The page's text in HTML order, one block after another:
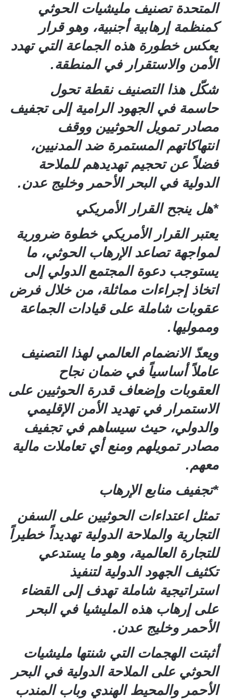
المتحدة تصنيف مليشيات الحوثي
كمنظمة إرهابية أجنبية، وهو قرار
يعكس خطورة هذه الجماعة التي تهدد
الأمن والاستقرار في المنطقة.
شكّل هذا التصنيف نقطة تحول
حاسمة في الجهود الرامية إلى تجفيف
مصادر تمويل الحوثيين ووقف
انتهاكاتهم المستمرة ضد المدنيين،
فضلاً عن تحجيم تهديدهم للملاحة
الدولية في البحر الأحمر وخليج عدن.
*هل ينجح القرار الأمريكي
يعتبر القرار الأمريكي خطوة ضرورية
لمواجهة تصاعد الإرهاب الحوثي، ما
يستوجب دعوة المجتمع الدولي إلى
اتخاذ إجراءات مماثلة، من خلال فرض
عقوبات شاملة على قيادات الجماعة
ومموليها.
ويعدّ الانضمام العالمي لهذا التصنيف
عاملاً أساسياً في ضمان نجاح
العقوبات وإضعاف قدرة الحوثيين على
الاستمرار في تهديد الأمن الإقليمي
والدولي، حيث سيساهم في تجفيف
مصادر تمويلهم ومنع أي تعاملات مالية
معهم.
*تجفيف منابع الإرهاب
تمثل اعتداءات الحوثيين على السفن
التجارية والملاحة الدولية تهديداً خطيراً
للتجارة العالمية، وهو ما يستدعي
تكثيف الجهود الدولية لتنفيذ
استراتيجية شاملة تهدف إلى القضاء
على إرهاب هذه المليشيا في البحر
الأحمر وخليج عدن.
أثبتت الهجمات التي شنتها مليشيات
الحوثي على الملاحة الدولية في البحر
الأحمر والمحيط الهندي وباب المندب